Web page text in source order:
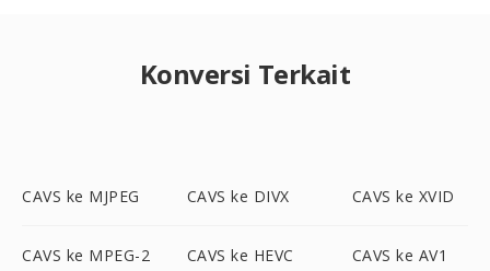
Konversi Terkait
CAVS ke MJPEG CAVS ke DIVX CAVS ke XVID
CAVS ke MPEG-2 CAVS ke HEVC CAVS ke AV1